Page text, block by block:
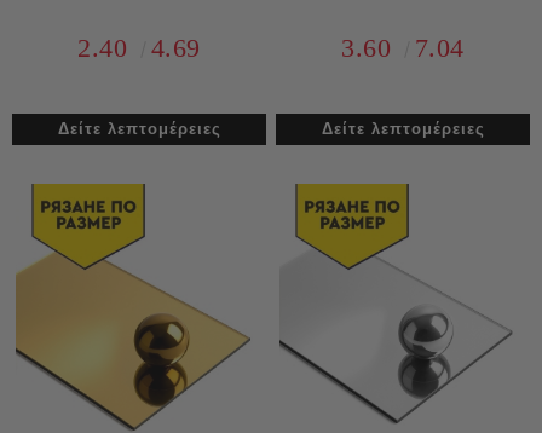
2.40 4.69
Δείτε λεπτομέρειες
3.60 7.04
Δείτε λεπτομέρειες